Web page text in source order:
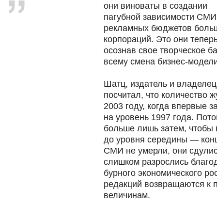
они виноваты в создании
пагубной зависимости
рекламных бюджетов
корпораций. Это они
осознав свое творческое
всему смена бизнес-
Шатц, издатель и
посчитал, что количество
2003 году, когда впервые
на уровень 1997 года.
больше лишь затем, чтобы
до уровня середины —
СМИ не умерли, они
слишком разрослись
бурного экономического
редакций возвращаются к
величинам.